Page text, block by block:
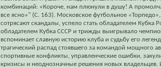
комбинаций: «Короче, нам плюнули в душу! А
все ясно»" (С. 163). Московское футбольное
сотрясают скандалы, успело стать обладателем Кубка
обладателем Кубка СССР и трижды выигрывало
вспоминает славную историю клуба и судьбу его
трагический распад стоявшего за командой мощного
спортивные конфликты, управленческие ошибки,
кризисы и неоднозначные решения новых владельцев.